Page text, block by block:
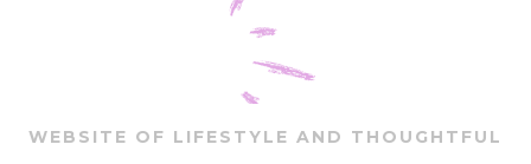
WEBSITE OF LIFESTYLE AND THOUGHTFUL